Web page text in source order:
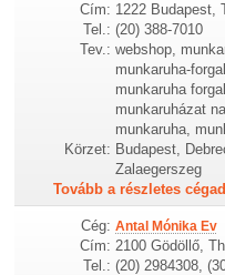
Cím: 1222 Budapest,
Tel.: (20) 388-7010
Tev.: webshop,
munkaruha-
munkaruha
munkaruházat
munkaruha,
Körzet: Budapest,
Zalaegerszeg
Tovább a részletes
Cég: Antal Mónika Ev
Cím: 2100 Gödöllő,
Tel.: (20) 2984308,